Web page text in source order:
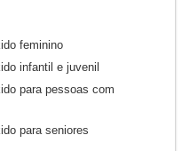
feminino
infantil e juvenil
para pessoas com
para seniores